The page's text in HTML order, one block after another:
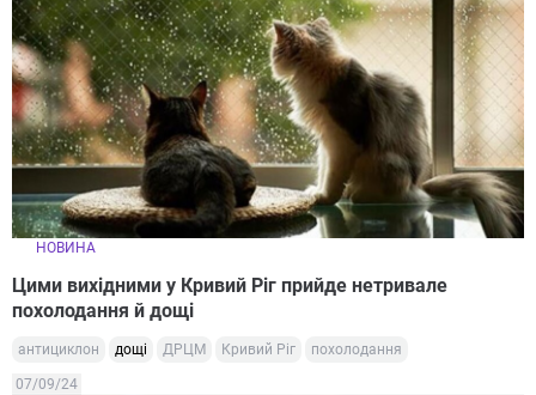
НОВИНА
Цими вихідними у Кривий Ріг прийде нетривале
похолодання й дощі
антициклон дощі ДРЦМ Кривий Ріг похолодання
07/09/24